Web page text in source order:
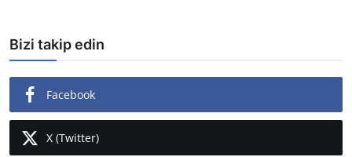
Bizi takip edin
Facebook
X (Twitter)